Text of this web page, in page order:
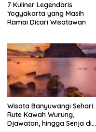
7 Kuliner Legendaris
Yogyakarta yang Masih
Ramai Dicari Wisatawan
Wisata Banyuwangi Sehari:
Rute Kawah Wurung,
Djawatan, hingga Senja di